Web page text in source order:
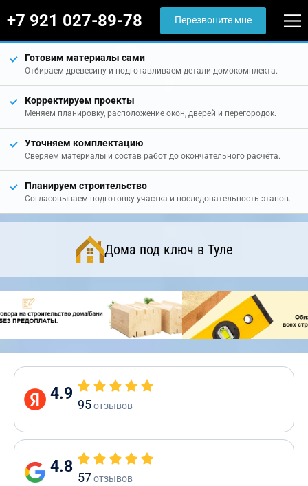
+7 921 027-89-78 Перезвоните мне
Готовим материалы сами
Отбираем древесину и подготавливаем детали домокомплекта.
Корректируем проекты
Меняем планировку, расположение окон, дверей и перегородок.
Уточняем комплектацию
Сверяем материалы и состав работ до окончательного расчёта.
Планируем строительство
Согласовываем подготовку участка и последовательность этапов.
Дома под ключ в Туле
4.9
95отзывов
4.8
57отзывов